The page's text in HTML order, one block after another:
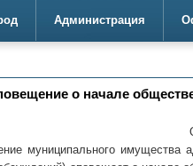
Администрация
о начале
муниципального имущества